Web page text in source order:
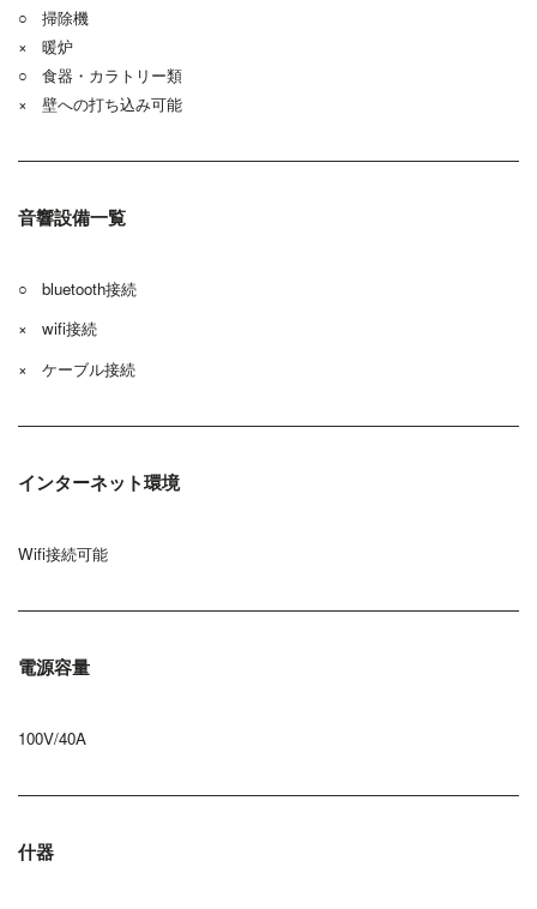
○ 掃除機
× 暖炉
○ 食器・カラトリー類
× 壁への打ち込み可能
音響設備一覧
○ bluetooth接続
× wifi接続
× ケーブル接続
インターネット環境
Wifi接続可能
電源容量
100V/40A
什器